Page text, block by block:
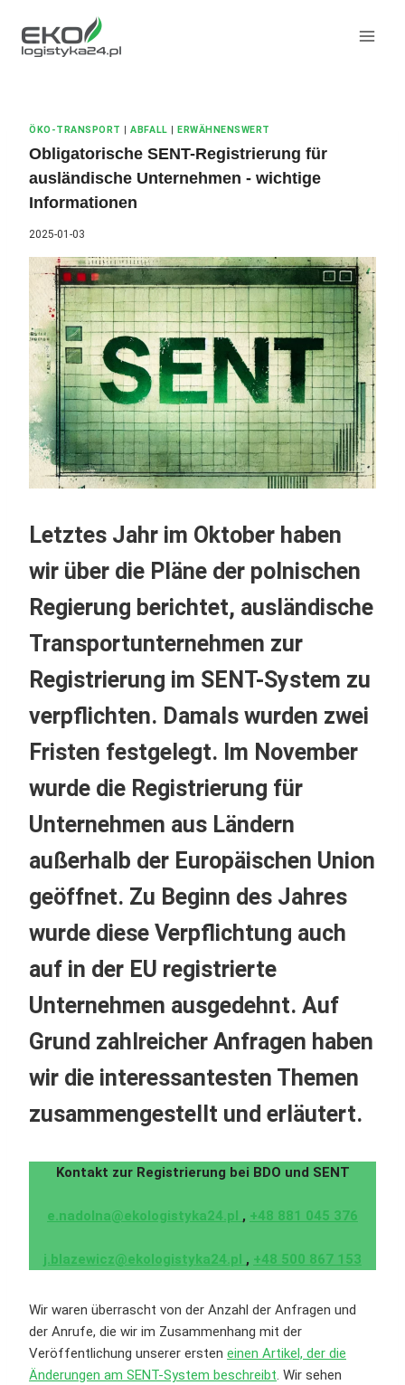
Inhalt
springen
ÖKO-TRANSPORT |ABFALL |ERWÄHNENSWERT
Obligatorische SENT-Registrierung für
ausländische Unternehmen - wichtige
Informationen
2025-01-03
Letztes Jahr im Oktober haben
wir über die Pläne der polnischen
Regierung berichtet, ausländische
Transportunternehmen zur
Registrierung im SENT-System zu
verpflichten. Damals wurden zwei
Fristen festgelegt. Im November
wurde die Registrierung für
Unternehmen aus Ländern
außerhalb der Europäischen Union
geöffnet. Zu Beginn des Jahres
wurde diese Verpflichtung auch
auf in der EU registrierte
Unternehmen ausgedehnt. Auf
Grund zahlreicher Anfragen haben
wir die interessantesten Themen
zusammengestellt und erläutert.
Kontakt zur Registrierung bei BDO und SENT
e.nadolna@ekologistyka24.pl , +48 881 045 376
j.blazewicz@ekologistyka24.pl , +48 500 867 153
Wir waren überrascht von der Anzahl der Anfragen und
der Anrufe, die wir im Zusammenhang mit der
Veröffentlichung unserer ersten einen Artikel, der die
Änderungen am SENT-System beschreibt. Wir sehen